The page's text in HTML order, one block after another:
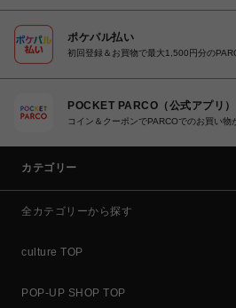
ポケパル払い
初回登録＆お買物で最大1,500円分の
POCKET PARCO（公式アプリ）
コイン＆クーポンでPARCOでのお買い物
カテゴリー
全カテゴリーから探す
culture TOP
POP-UP SHOP TOP